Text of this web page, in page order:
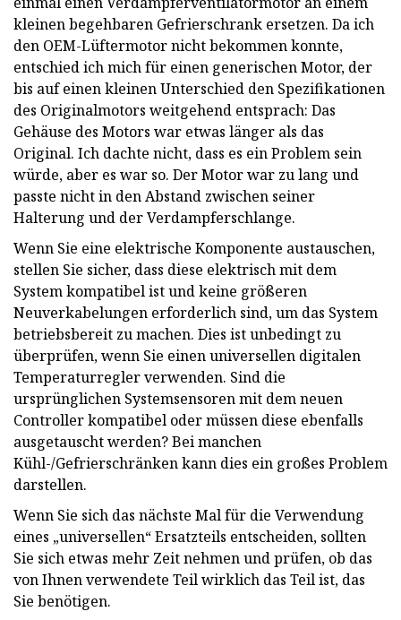
kleinen begehbaren Gefrierschrank ersetzen. Da ich
den OEM-Lüftermotor nicht bekommen konnte,
entschied ich mich für einen generischen Motor, der
bis auf einen kleinen Unterschied den Spezifikationen
des Originalmotors weitgehend entsprach: Das
Gehäuse des Motors war etwas länger als das
Original. Ich dachte nicht, dass es ein Problem sein
würde, aber es war so. Der Motor war zu lang und
passte nicht in den Abstand zwischen seiner
Halterung und der Verdampferschlange.
Wenn Sie eine elektrische Komponente austauschen,
stellen Sie sicher, dass diese elektrisch mit dem
System kompatibel ist und keine größeren
Neuverkabelungen erforderlich sind, um das System
betriebsbereit zu machen. Dies ist unbedingt zu
überprüfen, wenn Sie einen universellen digitalen
Temperaturregler verwenden. Sind die
ursprünglichen Systemsensoren mit dem neuen
Controller kompatibel oder müssen diese ebenfalls
ausgetauscht werden? Bei manchen
Kühl-/Gefrierschränken kann dies ein großes Problem
darstellen.
Wenn Sie sich das nächste Mal für die Verwendung
eines „universellen“ Ersatzteils entscheiden, sollten
Sie sich etwas mehr Zeit nehmen und prüfen, ob das
von Ihnen verwendete Teil wirklich das Teil ist, das
Sie benötigen.